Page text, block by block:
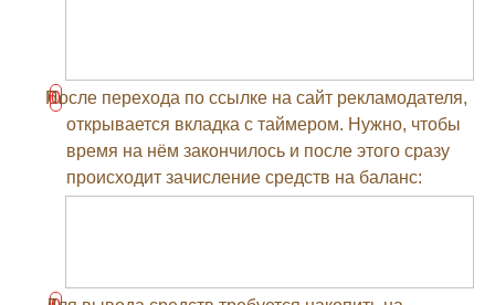
После перехода по ссылке на сайт рекламодателя,
открывается вкладка с таймером. Нужно, чтобы
время на нём закончилось и после этого сразу
происходит зачисление средств на баланс: